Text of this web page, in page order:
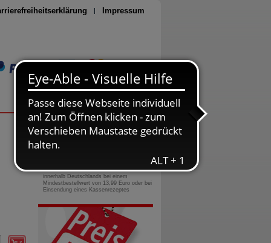
Impressum
Seite drucken
0800-10 11 422
gebührenfreie Rufnummer
innerhalb Deutschlands bei einem
Mindestbestellwert von 13,99 Euro oder bei
Einsendung eines Kassenrezeptes